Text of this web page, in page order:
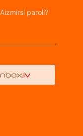
Aizmirsi paroli?